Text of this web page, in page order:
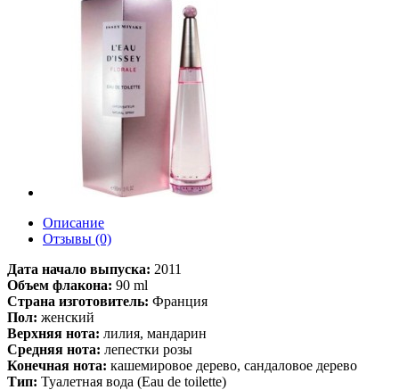
Описание
Отзывы (0)
Дата начало выпуска: 2011
Объем флакона: 90 ml
Страна изготовитель: Франция
Пол: женский
Верхняя нота: лилия, мандарин
Средняя нота: лепестки розы
Конечная нота: кашемировое дерево, сандаловое дерево
Тип: Туалетная вода (Eau de toilette)